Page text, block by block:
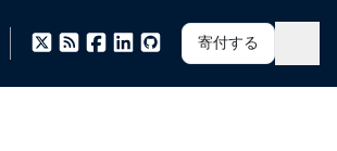
寄付する